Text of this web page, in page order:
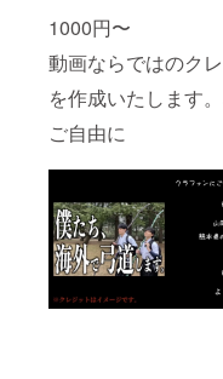
1000円〜
動画ならではのク
を作成いたします
ご自由に